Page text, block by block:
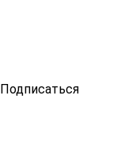
Подписаться